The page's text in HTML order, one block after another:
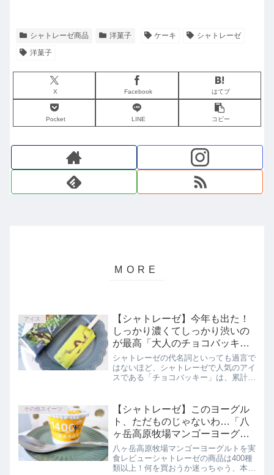
シャトレーゼ商品 洋菓子 ケーキ
シャトレーゼ
洋菓子
X Facebook はてブ
Pocket LINE コピー
アイス
【シャトレーゼ】今年も出た！
しっかり濃くてしっかり渋いの
が最高「大人のチョコバッキー
濃い抹茶」
シャトレーゼの代名詞といっても過言で
はないほど、シャトレーゼで人気のアイ
スである「チョコバッキー」は、累計販
場し、昨年登場した抹茶味が今年もまた
登場しました！この記事では、シャトレ
ーゼ「大人のチョコバッキー 濃い抹
茶」を正直にレビューしています。
その他スイーツ
【シャトレーゼ】このヨーグル
ト、ただものじゃないわ…「八
ヶ岳高原牧場マンゴーヨーグル
ト」
八ヶ岳高原牧場マンゴーヨーグルトを実
食レビューシャトレーゼの商品は400種
類以上！何を買おうか迷っちゃう、本当